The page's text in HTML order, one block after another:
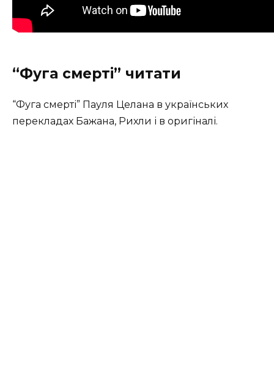
“Фуга смерті” читати
“Фуга смерті” Пауля Целана в українських
перекладах Бажана, Рихли і в оригіналі.